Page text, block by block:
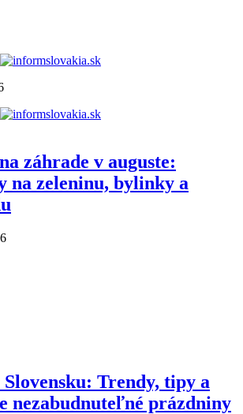
záhrade v auguste:
na zeleninu, bylinky a
Slovensku: Trendy, tipy a
nezabudnuteľné prázdniny